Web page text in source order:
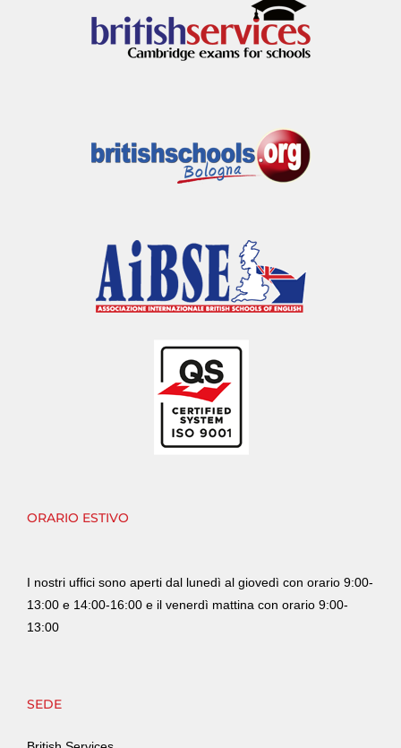
SEDE
ORARIO ESTIVO
I nostri uffici sono aperti dal lunedì al giovedì con orario 9:00-
13:00 e 14:00-16:00 e il venerdì mattina con orario 9:00-
13:00